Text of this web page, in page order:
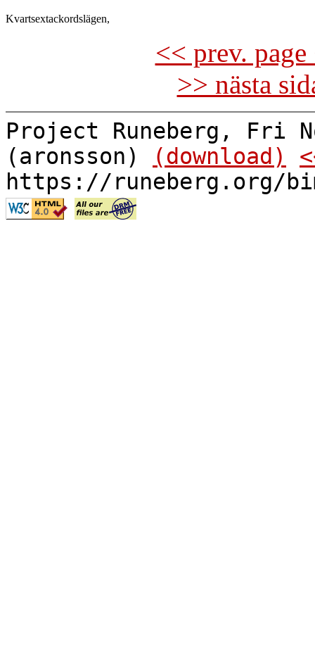
<< prev.
>> nästa
Project Runeberg, Fri
(aronsson)
(download)
https://runeberg.org/